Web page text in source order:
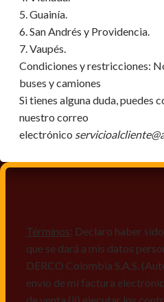
5. Guainía.
6. San Andrés y Providencia.
7. Vaupés.
Condiciones y restricciones:
buses y camiones
Si tienes alguna duda, puedes
nuestro correo
electrónico
Términos: Declaro haber
que se dará a mis datos
DERCO Colombia S.A.S.
envío de mi factura